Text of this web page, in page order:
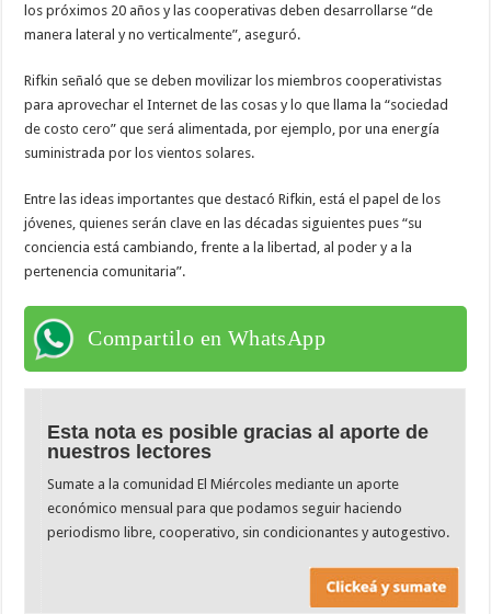
los próximos 20 años y las cooperativas deben desarrollarse “de
manera lateral y no verticalmente”, aseguró.
Rifkin señaló que se deben movilizar los miembros cooperativistas
para aprovechar el Internet de las cosas y lo que llama la “sociedad
de costo cero” que será alimentada, por ejemplo, por una energía
suministrada por los vientos solares.
Entre las ideas importantes que destacó Rifkin, está el papel de los
jóvenes, quienes serán clave en las décadas siguientes pues “su
conciencia está cambiando, frente a la libertad, al poder y a la
pertenencia comunitaria”.
Compartilo en WhatsApp
Esta nota es posible gracias al aporte de
nuestros lectores
Sumate a la comunidad El Miércoles mediante un aporte
económico mensual para que podamos seguir haciendo
periodismo libre, cooperativo, sin condicionantes y autogestivo.